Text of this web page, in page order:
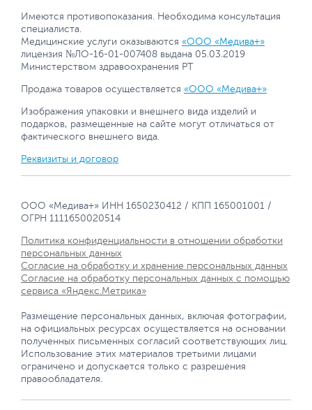
Имеются противопоказания. Необходима консультация
специалиста.
Медицинские услуги оказываются «ООО «Медива+»
лицензия №ЛО-16-01-007408 выдана 05.03.2019
Министерством здравоохранения РТ
Продажа товаров осуществляется «ООО «Медива+»
Изображения упаковки и внешнего вида изделий и
подарков, размещенные на сайте могут отличаться от
фактического внешнего вида.
Реквизиты и договор
ООО «Медива+» ИНН 1650230412 / КПП 165001001 /
ОГРН 1111650020514
Политика конфиденциальности в отношении обработки
персональных данных
Согласие на обработку и хранение персональных данных
Согласие на обработку персональных данных с помощью
сервиса «Яндекс.Метрика»
Размещение персональных данных, включая фотографии,
на официальных ресурсах осуществляется на основании
полученных письменных согласий соответствующих лиц.
Использование этих материалов третьими лицами
ограничено и допускается только с разрешения
правообладателя.